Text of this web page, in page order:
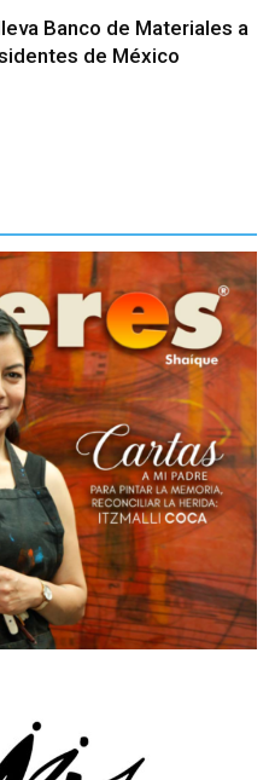
Banco de Materiales a
de México